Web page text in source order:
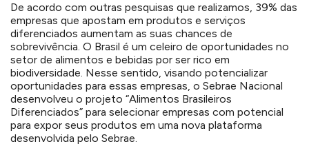
De acordo com outras pesquisas que realizamos, 39% das
empresas que apostam em produtos e serviços
diferenciados aumentam as suas chances de
sobrevivência. O Brasil é um celeiro de oportunidades no
setor de alimentos e bebidas por ser rico em
biodiversidade. Nesse sentido, visando potencializar
oportunidades para essas empresas, o Sebrae Nacional
desenvolveu o projeto “Alimentos Brasileiros
Diferenciados” para selecionar empresas com potencial
para expor seus produtos em uma nova plataforma
desenvolvida pelo Sebrae.